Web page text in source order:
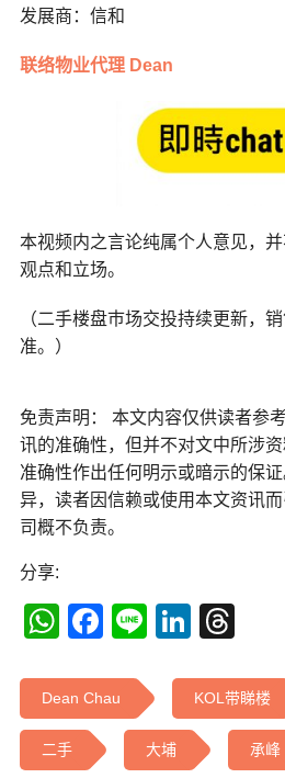
发展商：信和
联络物业代理 Dean
本视频内之言论纯属个人意见，
观点和立场。
（二手楼盘巿场交投持续更新，
准。）
免责声明： 本文内容仅供读者参
讯的准确性，但并不对文中所涉
准确性作出任何明示或暗示的保
异，读者因信赖或使用本文资讯
司概不负责。
分享:
WhatsApp
Facebook
Line
Dean Chau KOL带睇楼
二手 大埔 承峰